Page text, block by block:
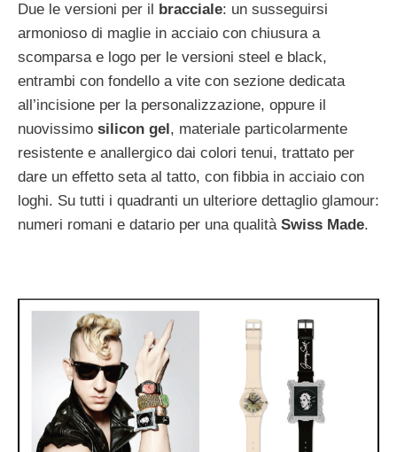
Due le versioni per il bracciale: un susseguirsi
armonioso di maglie in acciaio con chiusura a
scomparsa e logo per le versioni steel e black,
entrambi con fondello a vite con sezione dedicata
all’incisione per la personalizzazione, oppure il
nuovissimo silicon gel, materiale particolarmente
resistente e anallergico dai colori tenui, trattato per
dare un effetto seta al tatto, con fibbia in acciaio con
loghi. Su tutti i quadranti un ulteriore dettaglio glamour:
numeri romani e datario per una qualità Swiss Made.